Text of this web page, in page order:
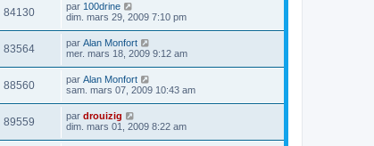
84130 par 100drine
dim. mars 29, 2009 7:10 pm
83564 par Alan Monfort
mer. mars 18, 2009 9:12 am
88560 par Alan Monfort
sam. mars 07, 2009 10:43 am
89559 par drouizig
dim. mars 01, 2009 8:22 am